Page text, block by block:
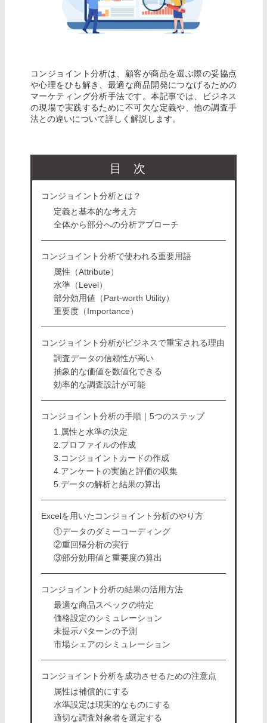
コンジョイント分析は、顧客が商品を選ぶ際の妥協点
や心理をひも解き、最適な商品開発につなげるための
マーケティング分析手法です。本記事では、ビジネス
の現場で実践するために不可欠な定義や、他の調査手
法との違いについて詳しく解説します。
目次
コンジョイント分析とは？
定義と基本的な考え方
全体から部分への分析アプローチ
コンジョイント分析で使われる重要用語
属性（Attribute）
水準（Level）
部分効用値（Part-worth Utility）
重要度（Importance）
コンジョイント分析がビジネスで重宝される理由
調査データの信頼性が高い
抽象的な価値を数値化できる
効率的な調査設計が可能
コンジョイント分析の手順｜5つのステップ
1.属性と水準の決定
2.プロファイルの作成
3.コンジョイントカードの作成
4.アンケートの実施と評価の収集
5.データの解析と結果の算出
Excelを用いたコンジョイント分析のやり方
①データのダミーコーディング
②重回帰分析の実行
③部分効用値と重要度の算出
コンジョイント分析の結果の活用方法
最適な商品スペックの特定
価格設定のシミュレーション
未提示パターンの予測
市場シェアのシミュレーション
コンジョイント分析を成功させるための注意点
属性は補償的にする
水準設定は現実的なものにする
適切な調査対象者を選定する